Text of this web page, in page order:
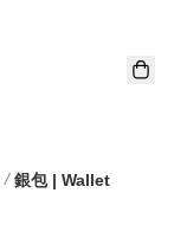
/ 銀包 | Wallet